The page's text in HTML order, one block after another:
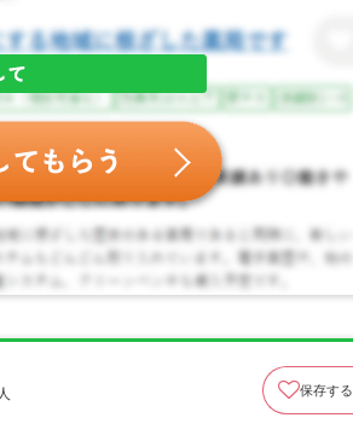
保存する